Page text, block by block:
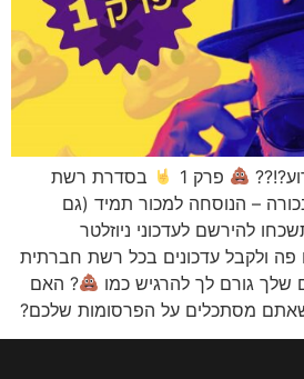
פרק 1
בסדרת רשת
דעתכם? פרק 1 בכורה – הנוסחה למכור תמיד (גם
להירשם לעדכוני ניוזלטר
פה ולקבל עדכונים בכל רשת חברתית
שלך גורם לך להרגיש כמו
? האם
מסתכלים על הפרסומות שלכם?